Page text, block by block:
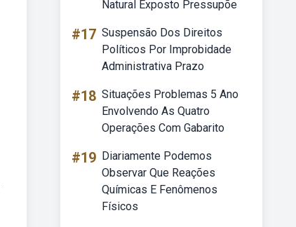
Natural Exposto Pressupõe
#17 Suspensão Dos Direitos
Políticos Por Improbidade
Administrativa Prazo
#18 Situações Problemas 5 Ano
Envolvendo As Quatro
Operações Com Gabarito
#19 Diariamente Podemos
Observar Que Reações
Químicas E Fenômenos
Físicos